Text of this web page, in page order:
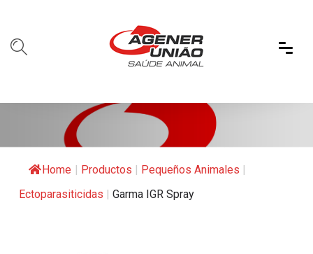
Home | Productos | Pequeños Animales |
Ectoparasiticidas | Garma IGR Spray